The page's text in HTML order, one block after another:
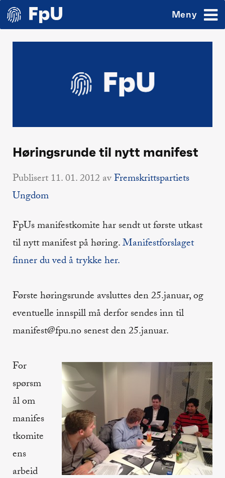
Meny
Høringsrunde til nytt manifest
Publisert11. 01. 2012 avFremskrittspartiets
Ungdom
FpUs manifestkomite har sendt ut første utkast
til nytt manifest på høring.Manifestforslaget
finner du ved å trykke her.
Første høringsrunde avsluttes den 25.januar, og
eventuelle innspill må derfor sendes inn til
manifest@fpu.no senest den 25.januar.
For
spørsm
ål om
manifes
tkomite
ens
arbeid